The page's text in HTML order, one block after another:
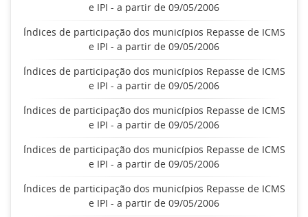
e IPI - a partir de 09/05/2006
Índices de participação dos municípios Repasse de ICMS
e IPI - a partir de 09/05/2006
Índices de participação dos municípios Repasse de ICMS
e IPI - a partir de 09/05/2006
Índices de participação dos municípios Repasse de ICMS
e IPI - a partir de 09/05/2006
Índices de participação dos municípios Repasse de ICMS
e IPI - a partir de 09/05/2006
Índices de participação dos municípios Repasse de ICMS
e IPI - a partir de 09/05/2006